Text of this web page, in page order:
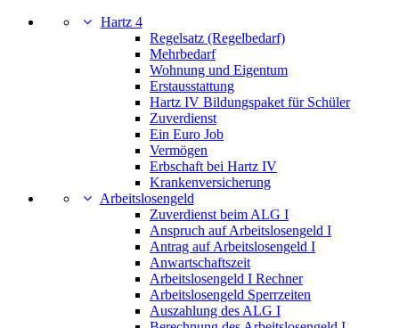
Hartz 4
Regelsatz (Regelbedarf)
Mehrbedarf
Wohnung und Eigentum
Erstausstattung
Hartz IV Bildungspaket für Schüler
Zuverdienst
Ein Euro Job
Vermögen
Erbschaft bei Hartz IV
Krankenversicherung
Arbeitslosengeld
Zuverdienst beim ALG I
Anspruch auf Arbeitslosengeld I
Antrag auf Arbeitslosengeld I
Anwartschaftszeit
Arbeitslosengeld I Rechner
Arbeitslosengeld Sperrzeiten
Auszahlung des ALG I